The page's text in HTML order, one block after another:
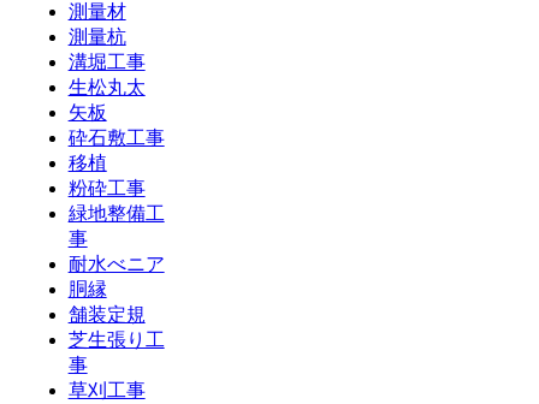
測量材
測量杭
溝堀工事
生松丸太
矢板
砕石敷工事
移植
粉砕工事
緑地整備工
事
耐水べニア
胴縁
舗装定規
芝生張り工
事
草刈工事